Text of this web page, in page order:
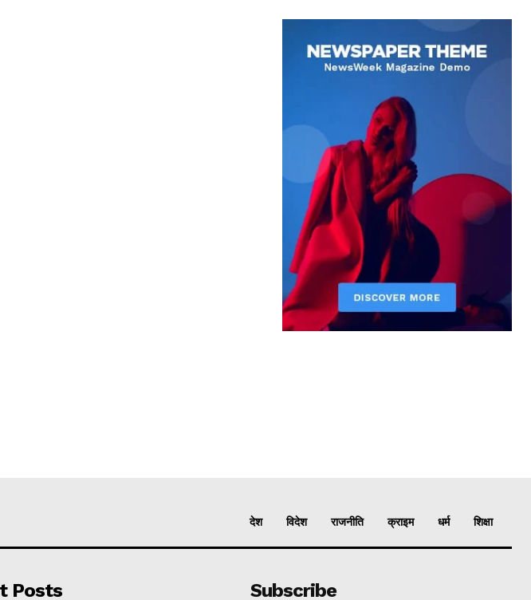
देश विदेश राजनीति क्राइम धर्म शिक्षा
Posts Subscribe